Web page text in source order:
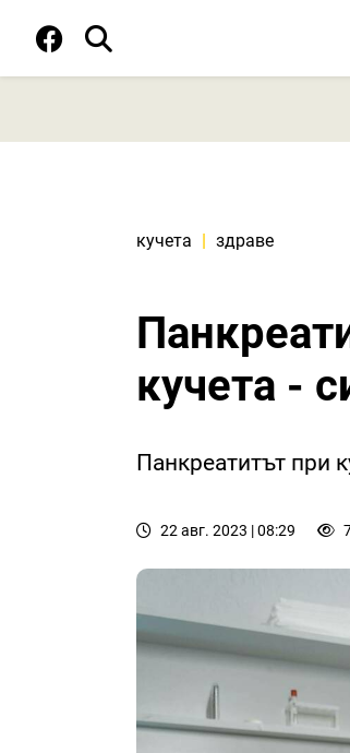
кучета | здраве
кучета -
Панкреатитът при
22 авг. 2023 | 08:29